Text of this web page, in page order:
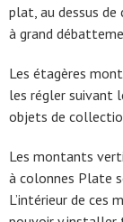
plat, au dessus
à grand
Les étagères
les régler suivant
objets de
Les montants
à colonnes Plate
L’intérieur de